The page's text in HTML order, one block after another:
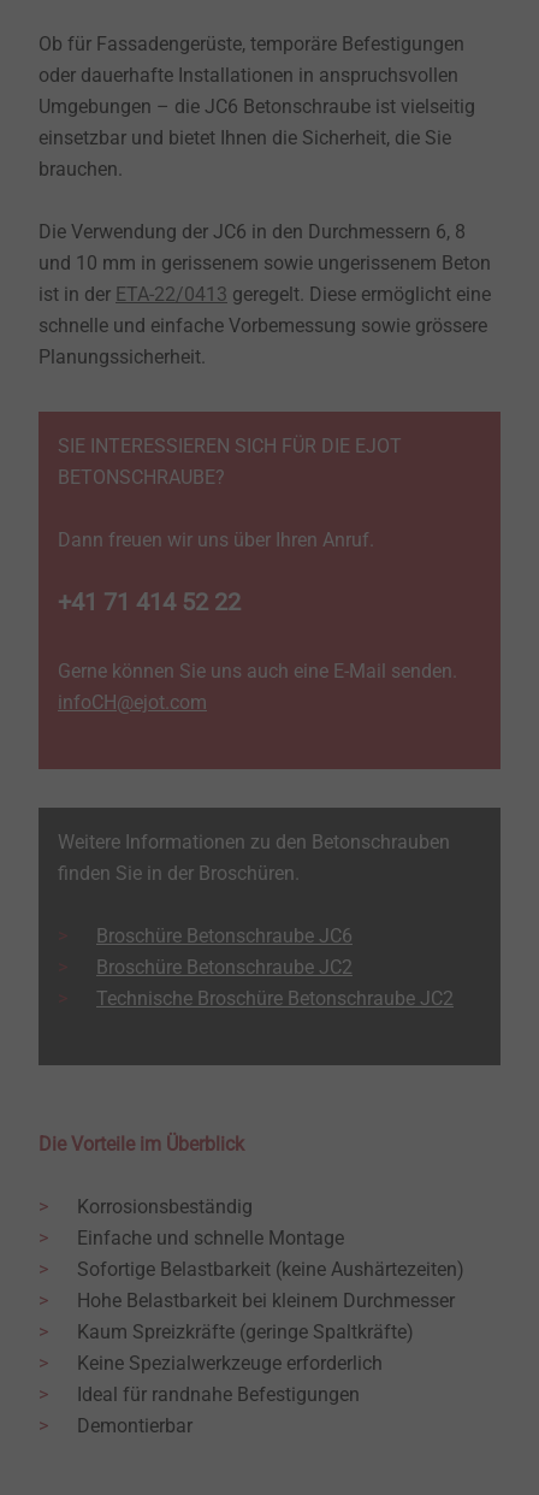
Ob für Fassadengerüste, temporäre Befestigungen
oder dauerhafte Installationen in anspruchsvollen
Umgebungen – die JC6 Betonschraube ist vielseitig
einsetzbar und bietet Ihnen die Sicherheit, die Sie
brauchen.
Die Verwendung der JC6 in den Durchmessern 6, 8
und 10 mm in gerissenem sowie ungerissenem Beton
ist in der ETA-22/0413 geregelt. Diese ermöglicht eine
schnelle und einfache Vorbemessung sowie grössere
Planungssicherheit.
SIE INTERESSIEREN SICH FÜR DIE EJOT
BETONSCHRAUBE?
Dann freuen wir uns über Ihren Anruf.
+41 71 414 52 22
Gerne können Sie uns auch eine E-Mail senden.
infoCH@ejot.com
Weitere Informationen zu den Betonschrauben
finden Sie in der Broschüren.
Broschüre Betonschraube JC6
Broschüre Betonschraube JC2
Technische Broschüre Betonschraube JC2
Die Vorteile im Überblick
Korrosionsbeständig
Einfache und schnelle Montage
Sofortige Belastbarkeit (keine Aushärtezeiten)
Hohe Belastbarkeit bei kleinem Durchmesser
Kaum Spreizkräfte (geringe Spaltkräfte)
Keine Spezialwerkzeuge erforderlich
Ideal für randnahe Befestigungen
Demontierbar